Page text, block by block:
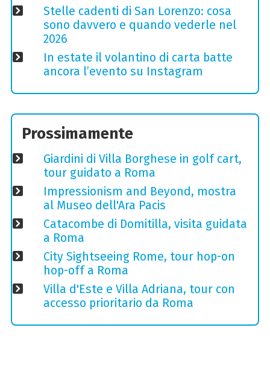
Stelle cadenti di San Lorenzo: cosa
sono davvero e quando vederle nel
2026
In estate il volantino di carta batte
ancora l’evento su Instagram
Prossimamente
Giardini di Villa Borghese in golf cart,
tour guidato a Roma
Impressionism and Beyond, mostra
al Museo dell'Ara Pacis
Catacombe di Domitilla, visita guidata
a Roma
City Sightseeing Rome, tour hop-on
hop-off a Roma
Villa d'Este e Villa Adriana, tour con
accesso prioritario da Roma